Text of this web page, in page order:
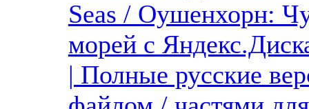
Seas / Оушенхорн:
морей с
| Полные русские